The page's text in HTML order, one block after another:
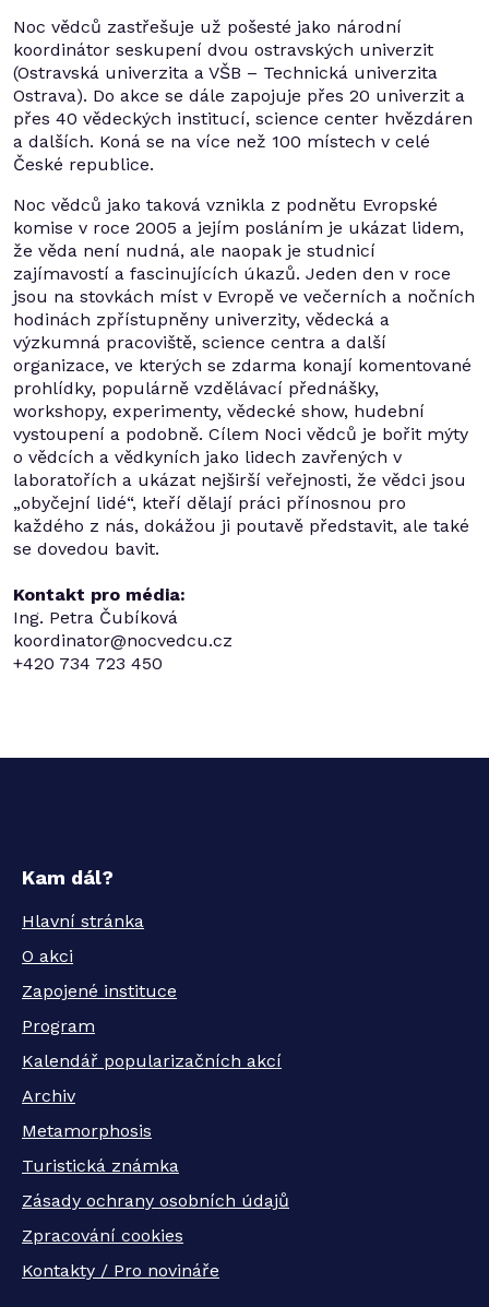
Noc vědců zastřešuje už pošesté jako národní
koordinátor seskupení dvou ostravských univerzit
(Ostravská univerzita a VŠB – Technická univerzita
Ostrava). Do akce se dále zapojuje přes 20 univerzit a
přes 40 vědeckých institucí, science center hvězdáren
a dalších. Koná se na více než 100 místech v celé
České republice.
Noc vědců jako taková vznikla z podnětu Evropské
komise v roce 2005 a jejím posláním je ukázat lidem,
že věda není nudná, ale naopak je studnicí
zajímavostí a fascinujících úkazů. Jeden den v roce
jsou na stovkách míst v Evropě ve večerních a nočních
hodinách zpřístupněny univerzity, vědecká a
výzkumná pracoviště, science centra a další
organizace, ve kterých se zdarma konají komentované
prohlídky, populárně vzdělávací přednášky,
workshopy, experimenty, vědecké show, hudební
vystoupení a podobně. Cílem Noci vědců je bořit mýty
o vědcích a vědkyních jako lidech zavřených v
laboratořích a ukázat nejširší veřejnosti, že vědci jsou
„obyčejní lidé“, kteří dělají práci přínosnou pro
každého z nás, dokážou ji poutavě představit, ale také
se dovedou bavit.
Kontakt pro média:
Ing. Petra Čubíková
koordinator@nocvedcu.cz
+420 734 723 450
Kam dál?
Hlavní stránka
O akci
Zapojené instituce
Program
Kalendář popularizačních akcí
Archiv
Metamorphosis
Turistická známka
Zásady ochrany osobních údajů
Zpracování cookies
Kontakty / Pro novináře